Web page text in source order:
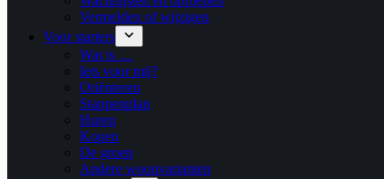
Vermelden of wijzigen
Voor starters
Wat is …
Iets voor mij?
Oriënteren
Stappenplan
Huren
Kopen
De groep
Andere woonvarianten